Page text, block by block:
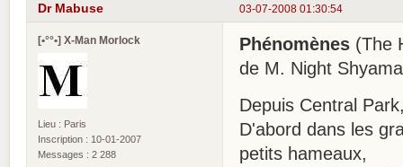
03-07-2008 01:30:54
Dr Mabuse
[•°°•] X-Man Morlock
Lieu : Paris
Inscription : 10-01-2007
Messages : 2 288
Phénomènes (The
de M. Night
Depuis Central
D'abord dans les
petits hameaux,